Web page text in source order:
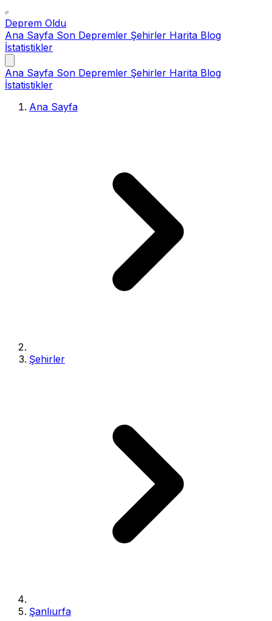
Deprem Oldu
Ana Sayfa Son Depremler Şehirler Harita Blog
İstatistikler
Ana Sayfa Son Depremler Şehirler Harita Blog
İstatistikler
Ana Sayfa
Şehirler
Şanlıurfa